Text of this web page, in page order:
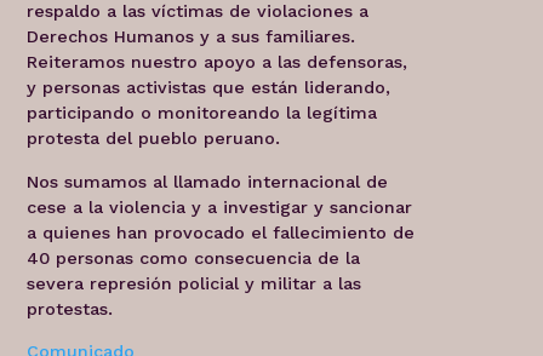
respaldo a las víctimas de violaciones a
Derechos Humanos y a sus familiares.
Reiteramos nuestro apoyo a las defensoras,
y personas activistas que están liderando,
participando o monitoreando la legítima
protesta del pueblo peruano.
Nos sumamos al llamado internacional de
cese a la violencia y a investigar y sancionar
a quienes han provocado el fallecimiento de
40 personas como consecuencia de la
severa represión policial y militar a las
protestas.
Comunicado